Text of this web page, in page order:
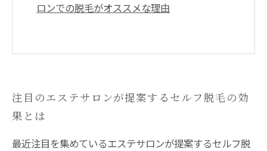
ロンでの脱毛がオススメな理由
注目のエステサロンが提案するセルフ脱毛の効
果とは
最近注目を集めているエステサロンが提案するセルフ脱